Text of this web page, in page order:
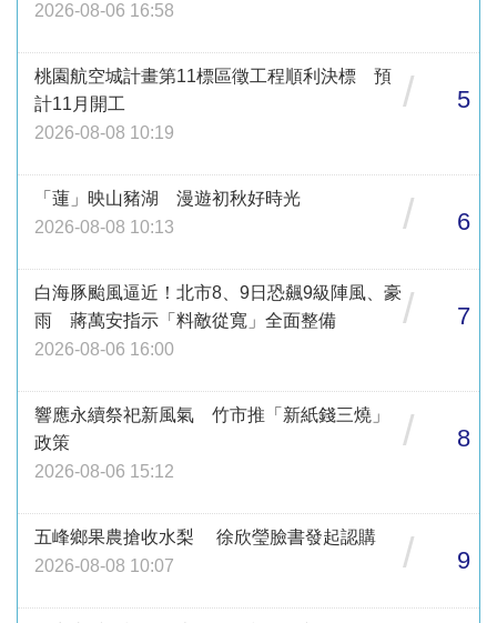
2026-08-06 16:58
桃園航空城計畫第11標區徵工程順利決標 預
計11月開工
2026-08-08 10:19
/ 5
「蓮」映山豬湖 漫遊初秋好時光
2026-08-08 10:13
/ 6
白海豚颱風逼近！北市8、9日恐飆9級陣風、豪
雨 蔣萬安指示「料敵從寬」全面整備
2026-08-06 16:00
/ 7
響應永續祭祀新風氣 竹市推「新紙錢三燒」
政策
2026-08-06 15:12
/ 8
五峰鄉果農搶收水梨 徐欣瑩臉書發起認購
2026-08-08 10:07
/ 9